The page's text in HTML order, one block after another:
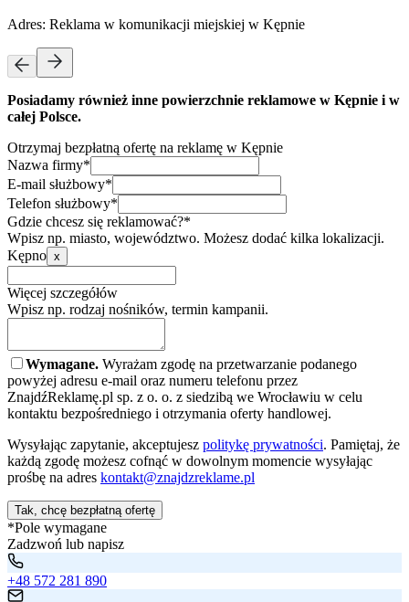
Adres: Reklama w komunikacji miejskiej w Kępnie
Posiadamy również inne powierzchnie reklamowe w Kępnie i w
całej Polsce.
Otrzymaj bezpłatną ofertę na reklamę w Kępnie
Nazwa firmy*
E-mail służbowy*
Telefon służbowy*
Gdzie chcesz się reklamować?*
Wpisz np. miasto, województwo. Możesz dodać kilka lokalizacji.
Kępno x
Więcej szczegółów
Wpisz np. rodzaj nośników, termin kampanii.
Wymagane. Wyrażam zgodę na przetwarzanie podanego
powyżej adresu e-mail oraz numeru telefonu przez
ZnajdźReklamę.pl sp. z o. o. z siedzibą we Wrocławiu w celu
kontaktu bezpośredniego i otrzymania oferty handlowej.
Wysyłając zapytanie, akceptujesz politykę prywatności. Pamiętaj, że
każdą zgodę możesz cofnąć w dowolnym momencie wysyłając
prośbę na adres kontakt@znajdzreklame.pl
Tak, chcę bezpłatną ofertę
*Pole wymagane
Zadzwoń lub napisz
+48 572 281 890